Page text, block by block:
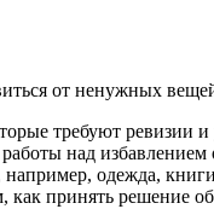
от ненужных
требуют ревизии
над
одежда,
принять решение